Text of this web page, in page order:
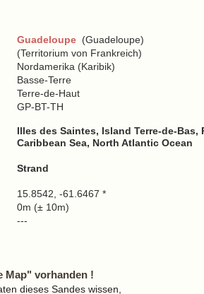
Guadeloupe (Guadeloupe)
(Territorium von Frankreich)
Nordamerika (Karibik)
Basse-Terre
Terre-de-Haut
GP-BT-TH
Illes des Saintes, Island Terre-de-Bas,
Caribbean Sea, North Atlantic Ocean
Strand
15.8542, -61.6467 *
0m (± 10m)
---
Map" vorhanden !
dieses Sandes wissen,